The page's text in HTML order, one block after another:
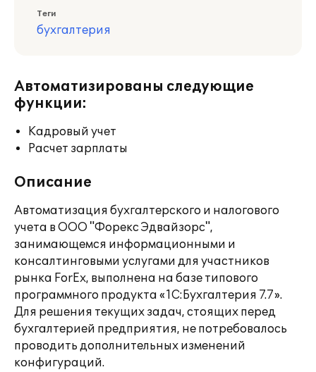
Теги
бухгалтерия
Автоматизированы следующие
функции:
Кадровый учет
Расчет зарплаты
Описание
Автоматизация бухгалтерского и налогового
учета в ООО "Форекс Эдвайзорс",
занимающемся информационными и
консалтинговыми услугами для участников
рынка ForEx, выполнена на базе типового
программного продукта «1С:Бухгалтерия 7.7».
Для решения текущих задач, стоящих перед
бухгалтерией предприятия, не потребовалось
проводить дополнительных изменений
конфигураций.